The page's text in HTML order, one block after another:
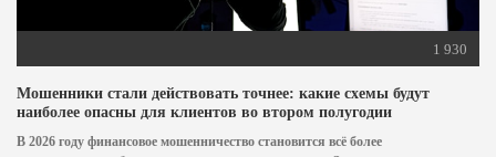
1 930
Мошенники стали действовать точнее: какие схемы будут
наиболее опасны для клиентов во втором полугодии
В 2026 году финансовое мошенничество становится всё более